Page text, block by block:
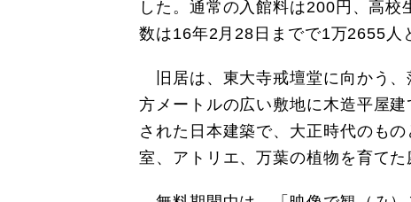
した。通常の入館料は200円、高
数は16年2月28日までで1万2655人
旧居は、東大寺戒壇堂に向かう
方メートルの広い敷地に木造平屋
された日本建築で、大正時代のも
室、アトリエ、万葉の植物を育てた